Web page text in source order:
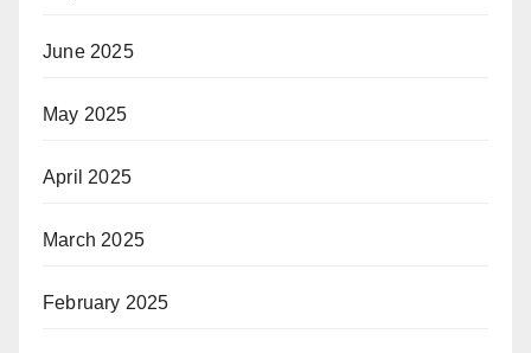
June 2025
May 2025
April 2025
March 2025
February 2025